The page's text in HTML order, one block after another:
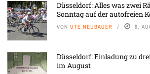
Düsseldorf: Alles was zwei
Sonntag auf der autofreien
VON UTE NEUBAUER 6.
Düsseldorf: Einladung zu
im August